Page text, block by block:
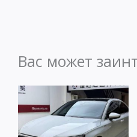
Вас может